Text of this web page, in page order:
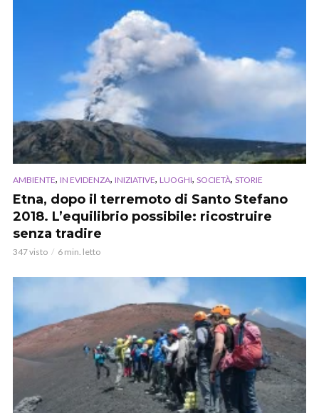
AMBIENTE, IN EVIDENZA, INIZIATIVE, LUOGHI, SOCIETÀ, STORIE
Etna, dopo il terremoto di Santo Stefano
2018. L’equilibrio possibile: ricostruire
senza tradire
347 visto 6 min. letto